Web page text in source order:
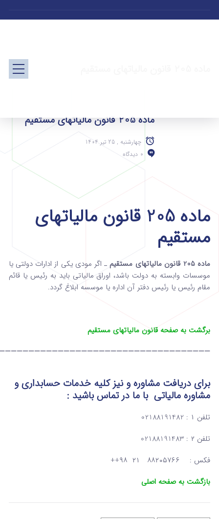
ماده 205 قانون مالیاتهای مستقیم
چهارشنبه , 25 تیر 1404
0 دیدگاه
ماده 205 قانون مالیاتهای
مستقیم
ماده 205 قانون مالیاتهای مستقیم
ـ اگر مودی یکی از ادارات دولتی یا
موسسات وابسته‌ به دولت باشد، اوراق مالیاتی باید به رئیس یا قائم
‌مقام رئیس یا رئیس دفتر آن اداره یا موسسه ابلاغ گردد.
برگشت به صفحه قانون مالیاتهای مستقیم
برای دریافت مشاوره و نیز کلیه خدمات حسابداری و
مشاوره مالیاتیبا ما در تماسباشید :
تلفن ۱ : 02188191482
تلفن ۲ : 02188191483
فکس : ۸۸۲۰۵۷۶۶ ۲۱ ۹۸++
بازگشت به صفحه اصلی